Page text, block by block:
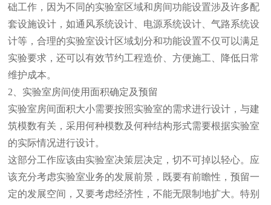
础工作，因为不同的实验室区域和房间功能设置涉及许多配
套设施设计，如通风系统设计、电源系统设计、气路系统设
计等，合理的实验室设计区域划分和功能设置不仅可以满足
实验要求，还可以有效节约工程造价、方便施工、降低日常
维护成本。
2、实验室房间使用面积确定及预留
实验室房间面积大小需要按照实验室的需求进行设计，与建
筑模数有关，采用何种模数及何种结构形式需要根据实验室
的实际情况进行设计。
这部分工作应该由实验室决策层决定，切不可掉以轻心。应
该充分考虑实验室业务的发展前景，既要有前瞻性，预留一
定的发展空间，又要考虑经济性，不能无限制地扩大。特别